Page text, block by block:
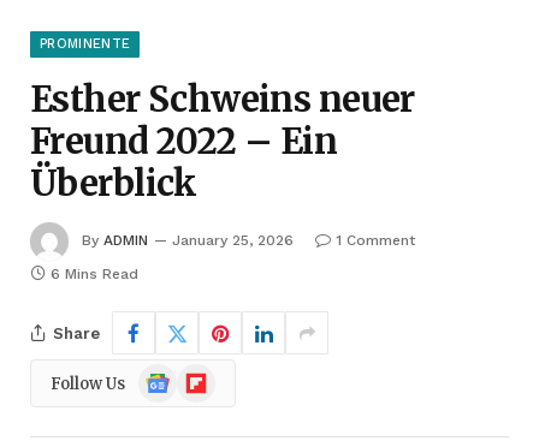
PROMINENTE
Esther Schweins neuer
Freund 2022 – Ein
Überblick
By ADMIN January 25, 2026
1 Comment
6 Mins Read
Share
Follow Us
Google
News
Flipboard